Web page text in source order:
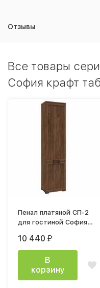
Отзывы
Все товары
София крафт
Пенал платяной СП-2
для гостиной София
10 440 ₽
В
корзину